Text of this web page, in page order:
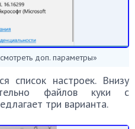
доп. параметры»
список настроек. Внизу
файлов куки с
три варианта.